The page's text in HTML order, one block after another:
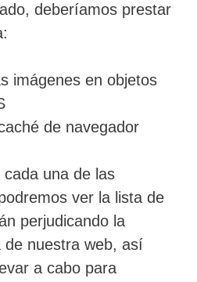
deberíamos prestar
imágenes en objetos
de navegador
una de las
ver la lista de
perjudicando la
de nuestra web, así
a cabo para